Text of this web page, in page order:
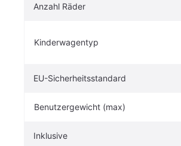
Anzahl Räder
Kinderwagentyp
EU-Sicherheitsstandard
Benutzergewicht (max)
Inklusive